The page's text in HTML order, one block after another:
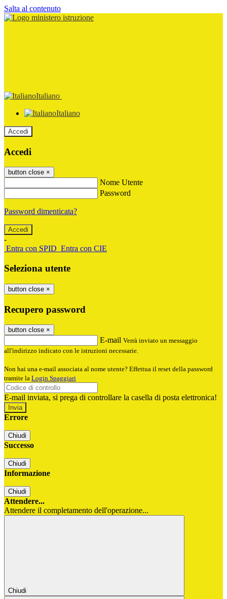
Salta al contenuto
Italiano
Italiano
Accedi
Accedi
button close ×
Nome Utente
Password
Password dimenticata?
-
Entra con SPID Entra con CIE
Seleziona utente
button close ×
Recupero password
button close ×
E-mail Verrà inviato un messaggio
all'indirizzo indicato con le istruzioni necessarie.
Non hai una e-mail associata al nome utente? Effettua il reset della password
tramite la Login Spaggiari
E-mail inviata, si prega di controllare la casella di posta elettronica!
Errore
Chiudi
Successo
Chiudi
Informazione
Chiudi
Attendere...
Attendere il completamento dell'operazione...
Chiudi